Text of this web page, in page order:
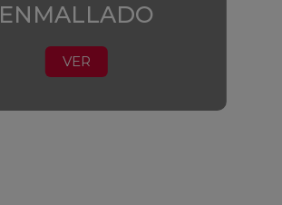
ENMALLADO
VER